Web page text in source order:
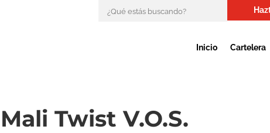
Inicio Cartelera
Mali Twist V.O.S.